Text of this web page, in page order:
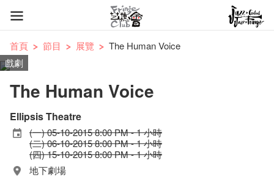
首頁 節目 展覽
The Human Voice
戲劇
The Human Voice
Ellipsis Theatre
(一) 05-10-2015 8:00 PM - 1 小時
(二) 06-10-2015 8:00 PM - 1 小時
(四) 15-10-2015 8:00 PM - 1 小時
地下劇場